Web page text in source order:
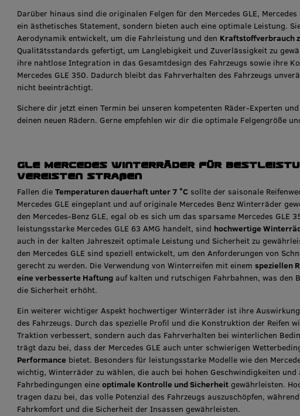
Darüber hinaus sind die originalen Felgen für den Mercedes GLE,
ein ästhetisches Statement, sondern bieten auch eine optimale Leistung.
Aerodynamik entwickelt, um die Fahrleistung und den Kraftstoffverbrauch
Qualitätsstandards gefertigt, um Langlebigkeit und Zuverlässigkeit zu
ihre nahtlose Integration in das Gesamtdesign des Fahrzeugs sowie ihre
Mercedes GLE 350. Dadurch bleibt das Fahrverhalten des Fahrzeugs
nicht beeinträchtigt.
Sichere dir jetzt einen Termin bei unseren kompetenten Räder-Experten
deinen neuen Rädern. Gerne empfehlen wir dir die optimale Felgengröße
GLE Mercedes Winterräder für
vereisten Straßen
Fallen die Temperaturen dauerhaft unter 7 °C sollte der saisonale
Mercedes GLE eingeplant und auf originale Mercedes Benz Winterräder
den Mercedes-Benz GLE, egal ob es sich um das sparsame Mercedes GLE
leistungsstarke Mercedes GLE 63 AMG handelt, sind hochwertige
auch in der kalten Jahreszeit optimale Leistung und Sicherheit zu
den Mercedes GLE sind speziell entwickelt, um den Anforderungen von
gerecht zu werden. Die Verwendung von Winterreifen mit einem speziellen
eine verbesserte Haftung auf kalten und rutschigen Fahrbahnen, was den
die Sicherheit erhöht.
Ein weiterer wichtiger Aspekt hochwertiger Winterräder ist ihre
des Fahrzeugs. Durch das spezielle Profil und die Konstruktion der Reifen
Traktion verbessert, sondern auch das Fahrverhalten bei winterlichen
trägt dazu bei, dass der Mercedes GLE auch unter schwierigen
Performance bietet. Besonders für leistungsstarke Modelle wie den
wichtig, Winterräder zu wählen, die auch bei hohen Geschwindigkeiten und
Fahrbedingungen eine optimale Kontrolle und Sicherheit gewährleisten.
tragen dazu bei, das volle Potenzial des Fahrzeugs auszuschöpfen,
Fahrkomfort und die Sicherheit der Insassen gewährleisten.